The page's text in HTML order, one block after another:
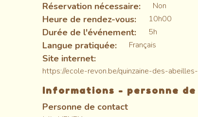
Réservation nécessaire Non
Heure de rendez-vous 10h00
Durée de l'événement 5h
Langue pratiquée Français
Site internet
https://ecole-revon.be/quinzaine-des-
Informations - personne
Personne de contact